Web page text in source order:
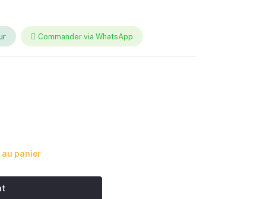
Commander via WhatsApp
au panier